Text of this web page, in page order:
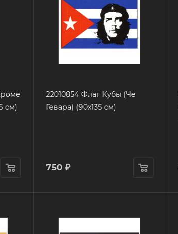
см)
22010854 Флаг Кубы (Че
Гевара) (90х135 см)
750 ₽